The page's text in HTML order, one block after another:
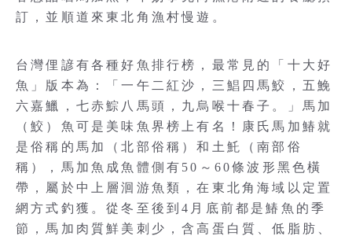
訂，並順道來東北角漁村慢遊。
台灣俚諺有各種好魚排行榜，最常見的「十大好
魚」版本為：「一午二紅沙，三鯧四馬鮫，五鮸
六嘉鱲，七赤鯮八馬頭，九烏喉十春子。」馬加
（鮫）魚可是美味魚界榜上有名！康氏馬加鰆就
是俗稱的馬加（北部俗稱）和土魠（南部俗
稱），馬加魚成魚體側有50～60條波形黑色橫
帶，屬於中上層洄游魚類，在東北角海域以定置
網方式釣獲。從冬至後到4月底前都是鰆魚的季
節，馬加肉質鮮美刺少，含高蛋白質、低脂肪、